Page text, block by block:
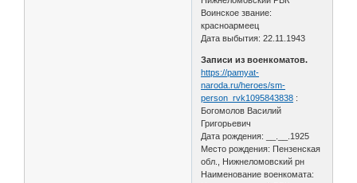
Воинское звание:
красноармеец
Дата выбытия: 22.11.1943
Записи из военкоматов.
https://pamyat-
naroda.ru/heroes/sm-
person_rvk1095843838 :
Богомолов Василий
Григорьевич
Дата рождения: __.__.1925
Место рождения: Пензенская
обл., Нижнеломовский рн
Наименование военкомата: